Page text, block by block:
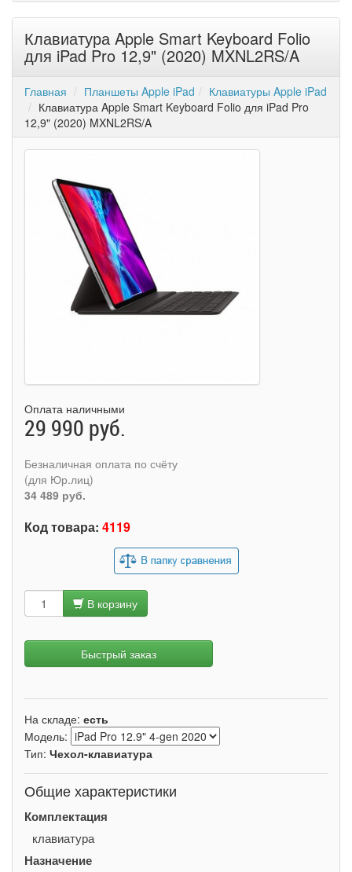
Клавиатура Apple Smart Keyboard Folio
для iPad Pro 12,9" (2020) MXNL2RS/A
Главная Планшеты Apple iPad
Клавиатуры Apple iPad
Клавиатура Apple Smart Keyboard Folio для iPad Pro
12,9" (2020) MXNL2RS/A
Оплата наличными
29 990 руб.
Безналичная оплата по счёту
(для Юр.лиц)
34 489 руб.
Код товара: 4119
В корзину
Быстрый заказ
На складе: есть
Модель:
Тип: Чехол-клавиатура
Общие характеристики
Комплектация
клавиатура
Назначение